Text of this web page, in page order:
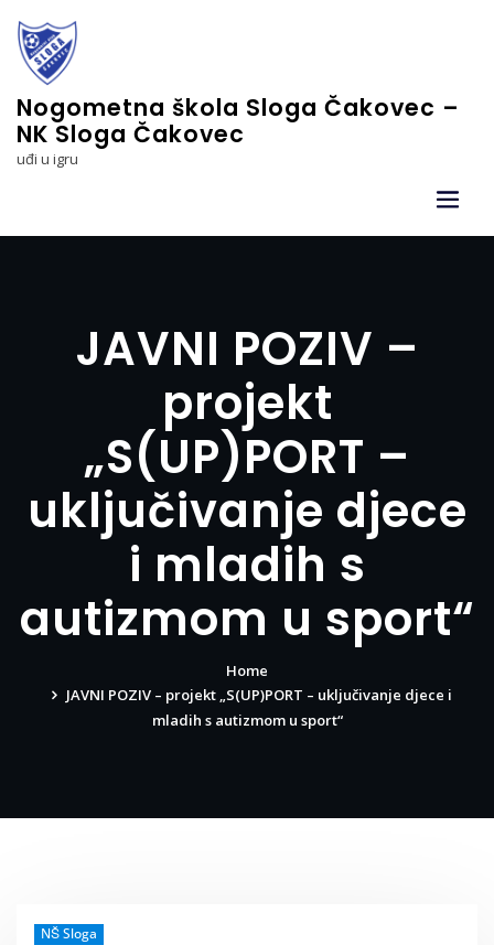
content
Nogometna škola Sloga Čakovec –
NK Sloga Čakovec
uđi u igru
JAVNI POZIV –
projekt
„S(UP)PORT –
uključivanje djece
i mladih s
autizmom u sport“
Home
JAVNI POZIV – projekt „S(UP)PORT – uključivanje djece i
mladih s autizmom u sport“
NŠ Sloga